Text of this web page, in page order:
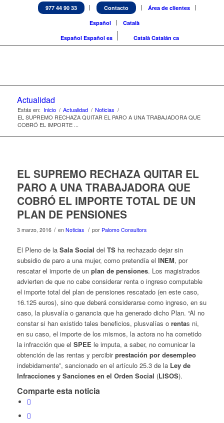
977 44 90 33 Contacto
Área de clientes
Español
Català
Español Español es Català Catalán ca
Actualidad
Estás en: Inicio / Actualidad / Noticias /
EL SUPREMO RECHAZA QUITAR EL PARO A UNA TRABAJADORA QUE
COBRÓ EL IMPORTE ...
EL SUPREMO RECHAZA QUITAR EL
PARO A UNA TRABAJADORA QUE
COBRÓ EL IMPORTE TOTAL DE UN
PLAN DE PENSIONES
3 marzo, 2016 / en Noticias / por Palomo Consultors
El Pleno de la Sala Social del TSha rechazado dejar sin
subsidio de paro a una mujer, como pretendía el INEM, por
rescatar el importe de un plan de pensiones. Los magistrados
advierten de que no cabe considerar renta o ingreso computable
el importe total del plan de pensiones rescatado (en este caso,
16.125 euros), sino que deberá considerarse como ingreso, en su
caso, la plusvalía o ganancia que ha generado dicho Plan. “Al no
constar si han existido tales beneficios, plusvalías o rentas ni,
en su caso, el importe de los mismos, la actora no ha cometido
la infracción que el SPEE le imputa, a saber, no comunicar la
obtención de las rentas y percibirprestación por desempleo
indebidamente”, sancionado en el artículo 25.3 de la Ley de
Infracciones y Sanciones en el Orden Social (LISOS).
Comparte esta noticia